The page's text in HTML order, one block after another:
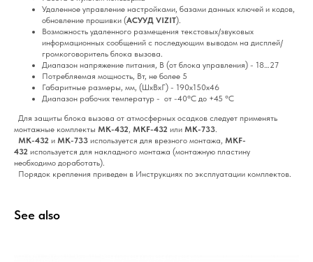
Удаленное управление настройками, базами данных ключей и кодов,
обновление прошивки (АСУУД VIZIT).
Возможность удаленного размещения текстовых/звуковых
информационных сообщений с последующим выводом на дисплей/
громкоговоритель блока вызова.
Диапазон напряжение питания, В (от блока управления) - 18…27
Потребляемая мощность, Вт, не более 5
Габаритные размеры, мм, (ШхВхГ) - 190x150x46
Диапазон рабочих температур - от -40°C до +45 °C
Для защиты блока вызова от атмосферных осадков следует применять
монтажные комплекты МК-432, МKF-432 или MK-733.
MK-432 и МК-733 используется для врезного монтажа, МKF-
432 используется для накладного монтажа (монтажную пластину
необходимо доработать).
Порядок крепления приведен в Инструкциях по эксплуатации комплектов.
See also